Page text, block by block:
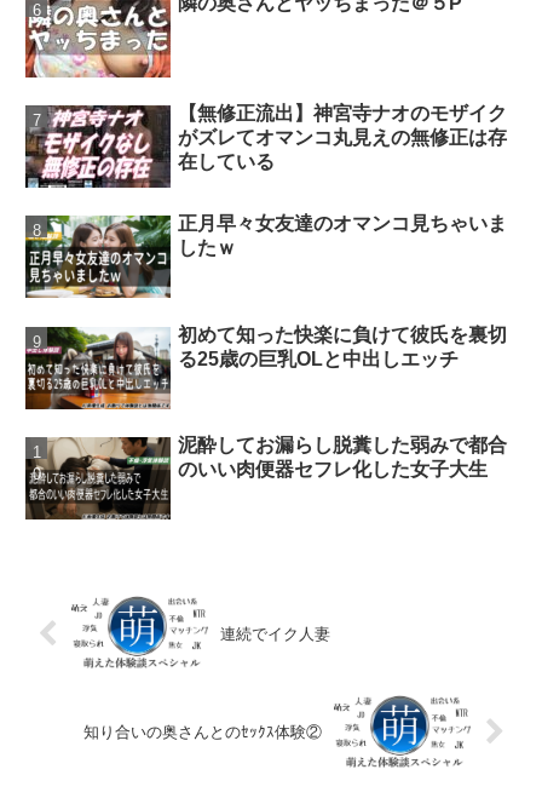
【無修正流出】神宮寺ナオのモザイク
がズレてオマンコ丸見えの無修正は存
在している
正月早々女友達のオマンコ見ちゃいま
したｗ
初めて知った快楽に負けて彼氏を裏切
る25歳の巨乳OLと中出しエッチ
泥酔してお漏らし脱糞した弱みで都合
のいい肉便器セフレ化した女子大生
連続でイク人妻
知り合いの奥さんとのｾｯｸｽ体験②